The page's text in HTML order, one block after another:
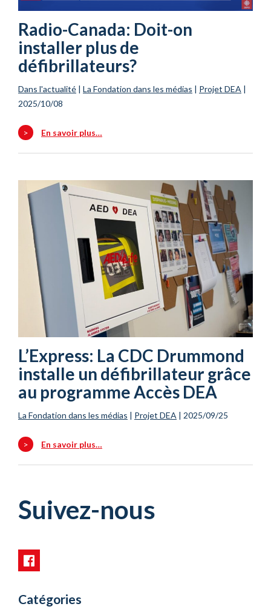
Radio-Canada: Doit-on
installer plus de
défibrillateurs?
Dans l'actualité | La Fondation dans les médias | Projet DEA |
2025/10/08
> En savoir plus…
L’Express: La CDC Drummond
installe un défibrillateur grâce
au programme Accès DEA
La Fondation dans les médias | Projet DEA | 2025/09/25
> En savoir plus…
Suivez-nous
Catégories